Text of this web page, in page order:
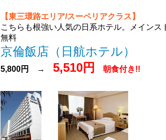
【東三環路エリア/スーペリアクラス】
こちらも根強い人気の日系ホテル。メイン
無料
京倫飯店（日航ホテル）
5,800円 → 5,510円 朝食付き!!